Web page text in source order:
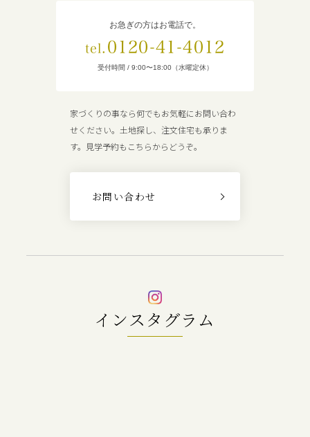
インスタグラム
お急ぎの方はお電話で。
tel. 0120-41-4012
受付時間 / 9:00〜18:00（水曜定休）
家づくりの事なら何でもお気軽にお問い合わ
せください。土地探し、注文住宅も承りま
す。見学予約もこちらからどうぞ。
お問い合わせ